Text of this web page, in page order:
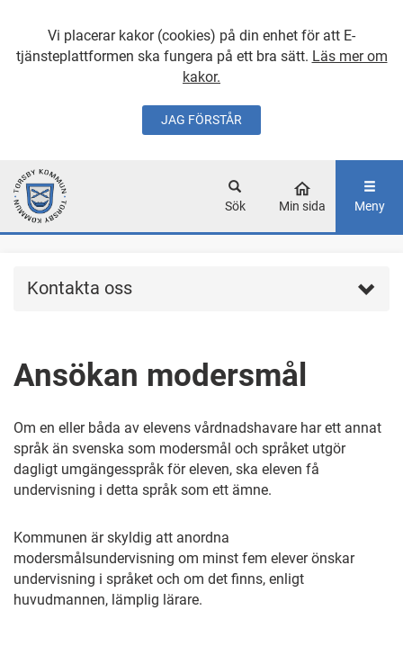
Vi placerar kakor (cookies) på din enhet för att E-
tjänsteplattformen ska fungera på ett bra sätt. Läs mer om
kakor.
JAG FÖRSTÅR
GÅ DIREKT TILL
Sök Min sida Meny
Kontakta oss
Ansökan modersmål
Om en eller båda av elevens vårdnadshavare har ett annat
språk än svenska som modersmål och språket utgör
dagligt umgängesspråk för eleven, ska eleven få
undervisning i detta språk som ett ämne.
Kommunen är skyldig att anordna
modersmålsundervisning om minst fem elever önskar
undervisning i språket och om det finns, enligt
huvudmannen, lämplig lärare.